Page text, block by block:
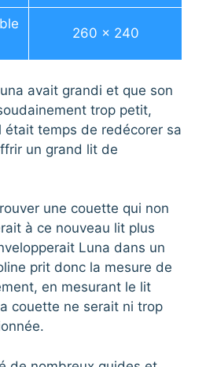
260 x 240
avait grandi et que son
trop petit,
était temps de redécorer sa
un grand lit de
une couette qui non
à ce nouveau lit plus
Luna dans un
prit donc la mesure de
en mesurant le lit
couette ne serait ni trop